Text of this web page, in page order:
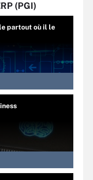
(PGI)
partout où il le